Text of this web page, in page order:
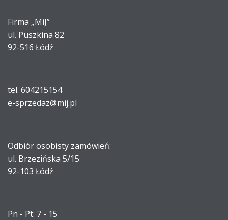
Firma „MiJ”
ul. Puszkina 82
92-516 Łódź
tel. 604215154
e-sprzedaz@mij.pl
Odbiór osobisty zamówień:
ul. Brzezińska 5/15
92-103 Łódź
Pn - Pt: 7 - 15